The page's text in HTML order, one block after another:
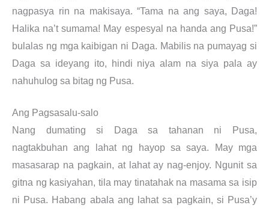
nagpasya rin na makisaya. “Tama na ang saya, Daga!
Halika na’t sumama! May espesyal na handa ang Pusa!”
bulalas ng mga kaibigan ni Daga. Mabilis na pumayag si
Daga sa ideyang ito, hindi niya alam na siya pala ay
nahuhulog sa bitag ng Pusa.
Ang Pagsasalu-salo
Nang dumating si Daga sa tahanan ni Pusa,
nagtakbuhan ang lahat ng hayop sa saya. May mga
masasarap na pagkain, at lahat ay nag-enjoy. Ngunit sa
gitna ng kasiyahan, tila may tinatahak na masama sa isip
ni Pusa. Habang abala ang lahat sa pagkain, si Pusa’y